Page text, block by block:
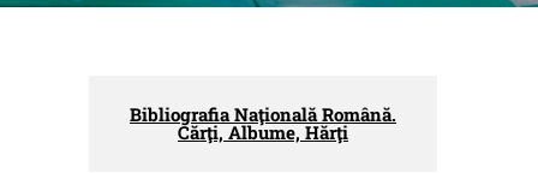
Bibliografia Naţională Română.
Cărţi, Albume, Hărţi